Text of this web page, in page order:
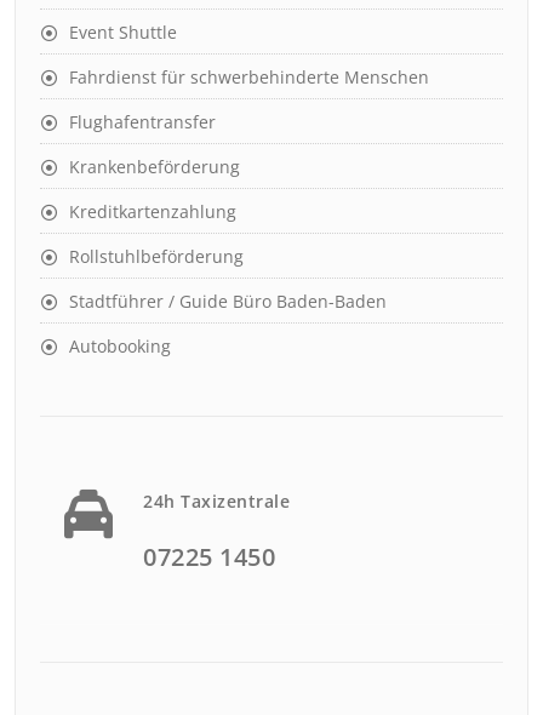
Event Shuttle
Fahrdienst für schwerbehinderte Menschen
Flughafentransfer
Krankenbeförderung
Kreditkartenzahlung
Rollstuhlbeförderung
Stadtführer / Guide Büro Baden-Baden
Autobooking
24h Taxizentrale
07225 1450